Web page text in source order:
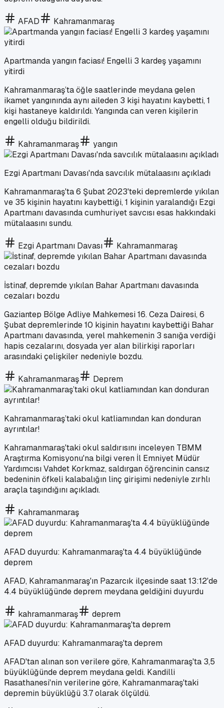
AFAD Kahramanmaraş
Apartmanda yangın faciası! Engelli 3 kardeş yaşamını
yitirdi
Kahramanmaraş’ta öğle saatlerinde meydana gelen
ikamet yangınında aynı aileden 3 kişi hayatını kaybetti, 1
kişi hastaneye kaldırıldı. Yangında can veren kişilerin
engelli olduğu bildirildi.
Kahramanmaraş yangın
Ezgi Apartmanı Davası'nda savcılık mütalaasını açıkladı
Kahramanmaraş'ta 6 Şubat 2023'teki depremlerde yıkılan
ve 35 kişinin hayatını kaybettiği, 1 kişinin yaralandığı Ezgi
Apartmanı davasında cumhuriyet savcısı esas hakkındaki
mütalaasını sundu.
Ezgi Apartmanı Davası Kahramanmaraş
İstinaf, depremde yıkılan Bahar Apartmanı davasında
cezaları bozdu
Gaziantep Bölge Adliye Mahkemesi 16. Ceza Dairesi, 6
Şubat depremlerinde 10 kişinin hayatını kaybettiği Bahar
Apartmanı davasında, yerel mahkemenin 3 sanığa verdiği
hapis cezalarını, dosyada yer alan bilirkişi raporları
arasındaki çelişkiler nedeniyle bozdu.
Kahramanmaraş Deprem
Kahramanmaraş’taki okul katliamından kan donduran
ayrıntılar!
Kahramanmaraş'taki okul saldırısını inceleyen TBMM
Araştırma Komisyonu'na bilgi veren İl Emniyet Müdür
Yardımcısı Vahdet Korkmaz, saldırgan öğrencinin cansız
bedeninin öfkeli kalabalığın linç girişimi nedeniyle zırhlı
araçla taşındığını açıkladı.
Kahramanmaraş
AFAD duyurdu: Kahramanmaraş'ta 4.4 büyüklüğünde
deprem
AFAD, Kahramanmaraş'ın Pazarcık ilçesinde saat 13:12'de
4.4 büyüklüğünde deprem meydana geldiğini duyurdu
kahramanmaraş deprem
AFAD duyurdu: Kahramanmaraş'ta deprem
AFAD'tan alınan son verilere göre, Kahramanmaraş'ta 3,5
büyüklüğünde deprem meydana geldi. Kandilli
Rasathanesi'nin verilerine göre, Kahramanmaraş'taki
depremin büyüklüğü 3.7 olarak ölçüldü.